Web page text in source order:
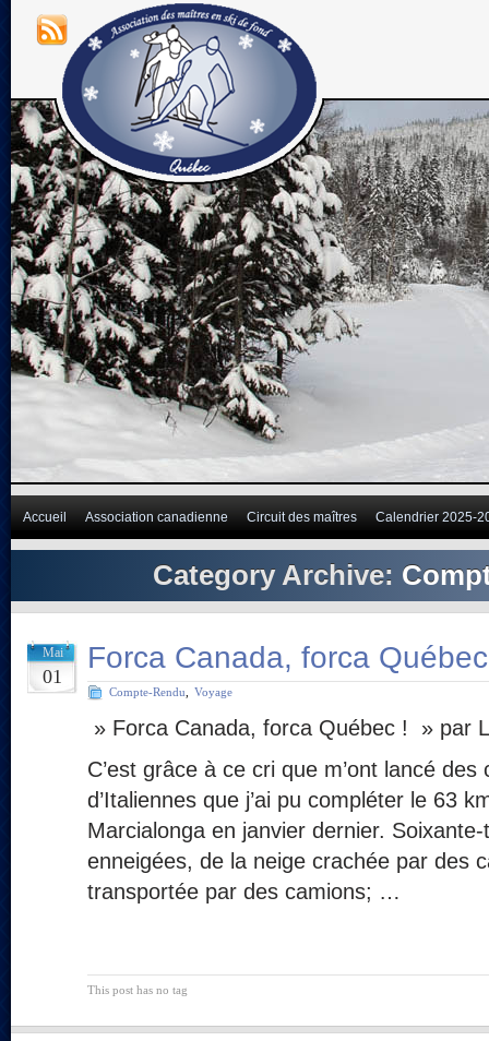
Accueil Association canadienne Circuit des maîtres Calendrier 2025-
Category Archive:
Mai
01
Forca Canada, forca
Compte-Rendu Voyage
» Forca Canada, forca Québec ! » par
C’est grâce à ce cri que m’ont lancé des
d’Italiennes que j’ai pu compléter le 63
Marcialonga en janvier dernier.
enneigées, de la neige crachée par des
transportée par des camions; …
This post has no tag